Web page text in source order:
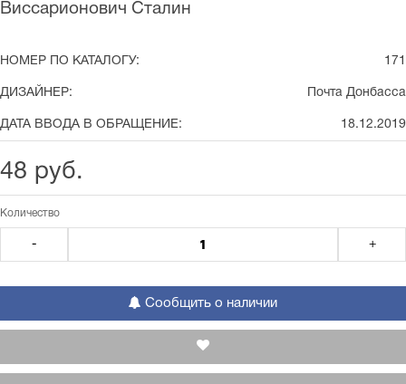
Виссарионович Сталин
НОМЕР ПО КАТАЛОГУ: 171
ДИЗАЙНЕР: Почта Донбасса
ДАТА ВВОДА В ОБРАЩЕНИЕ: 18.12.2019
48 руб.
Количество
- +
Сообщить о наличии